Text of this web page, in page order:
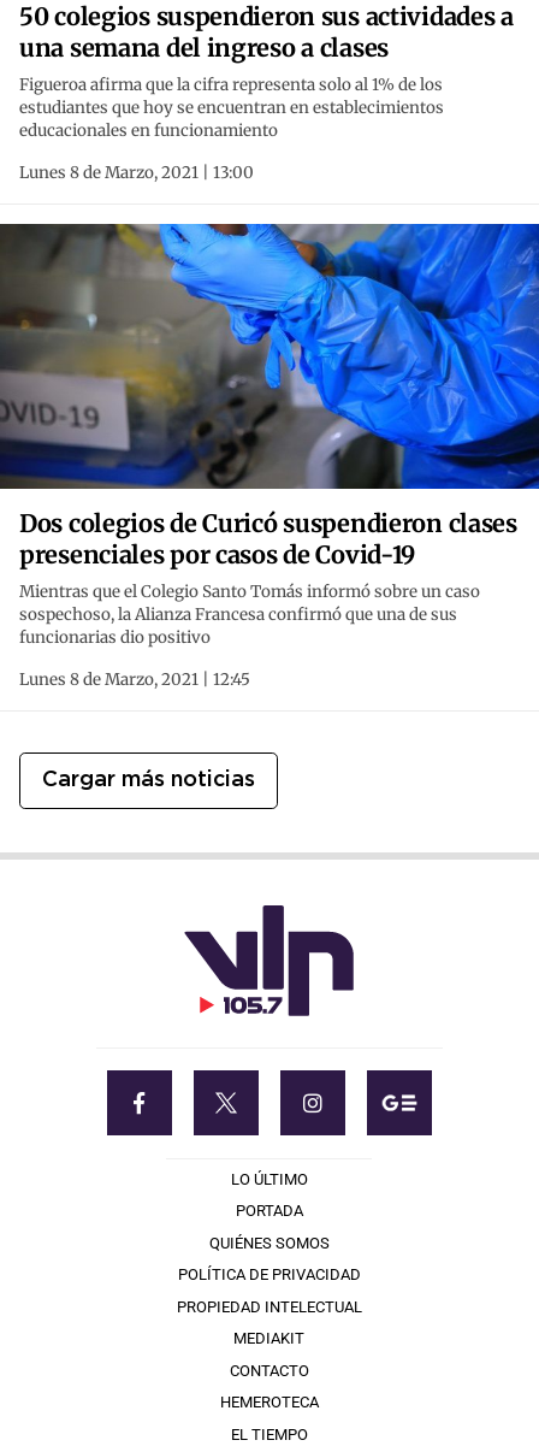
50 colegios suspendieron sus actividades a
una semana del ingreso a clases
Figueroa afirma que la cifra representa solo al 1% de los
estudiantes que hoy se encuentran en establecimientos
educacionales en funcionamiento
Lunes 8 de Marzo, 2021 | 13:00
Dos colegios de Curicó suspendieron clases
presenciales por casos de Covid-19
Mientras que el Colegio Santo Tomás informó sobre un caso
sospechoso, la Alianza Francesa confirmó que una de sus
funcionarias dio positivo
Lunes 8 de Marzo, 2021 | 12:45
Cargar más noticias
LO ÚLTIMO
PORTADA
QUIÉNES SOMOS
POLÍTICA DE PRIVACIDAD
PROPIEDAD INTELECTUAL
MEDIAKIT
CONTACTO
HEMEROTECA
EL TIEMPO